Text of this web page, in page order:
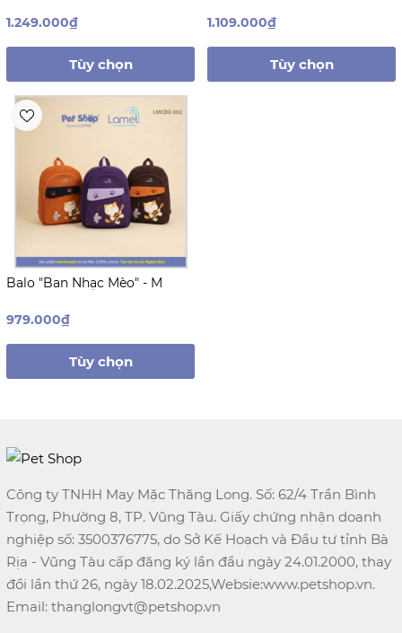
1.249.000₫
Tùy chọn
1.109.000₫
Tùy chọn
Balo "Ban Nhạc Mèo" - M
979.000₫
Tùy chọn
Công ty TNHH May Mặc Thăng Long. Số: 62/4 Trần Bình
Trọng, Phường 8, TP. Vũng Tàu. Giấy chứng nhận doanh
nghiệp số: 3500376775, do Sở Kế Hoạch và Đầu tư tỉnh Bà
Rịa - Vũng Tàu cấp đăng ký lần đầu ngày 24.01.2000, thay
đổi lần thứ 26, ngày 18.02.2025,Websie:www.petshop.vn.
Email: thanglongvt@petshop.vn